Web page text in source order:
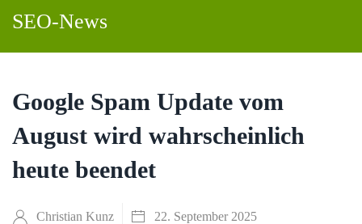
SEO-News
Google Spam Update vom
August wird wahrscheinlich
heute beendet
Christian Kunz 22. September 2025